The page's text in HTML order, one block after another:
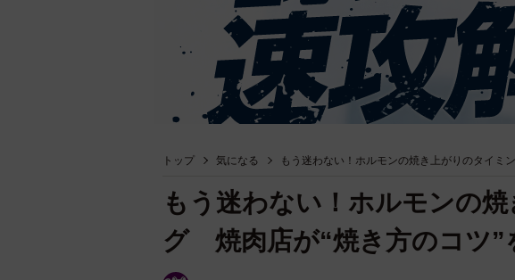
トップ 気になる もう迷わない！ホルモンの焼き上がりのタイミ
もう迷わない！ホルモンの
グ 焼肉店が“焼き方のコツ”